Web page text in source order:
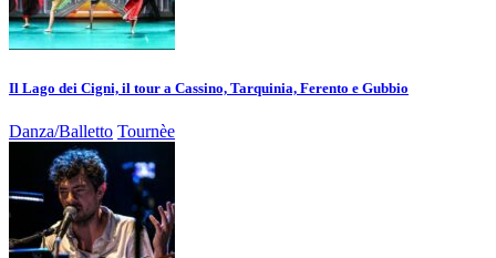
Il Lago dei Cigni, il tour a Cassino, Tarquinia, Ferento e Gubbio
Danza/Balletto Tournèe